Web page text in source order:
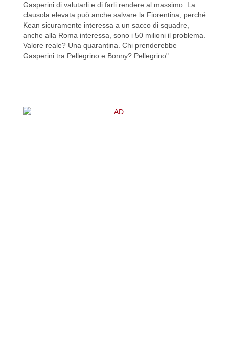
Gasperini di valutarli e di farli rendere al massimo. La
clausola elevata può anche salvare la Fiorentina, perché
Kean sicuramente interessa a un sacco di squadre,
anche alla Roma interessa, sono i 50 milioni il problema.
Valore reale? Una quarantina. Chi prenderebbe
Gasperini tra Pellegrino e Bonny? Pellegrino".